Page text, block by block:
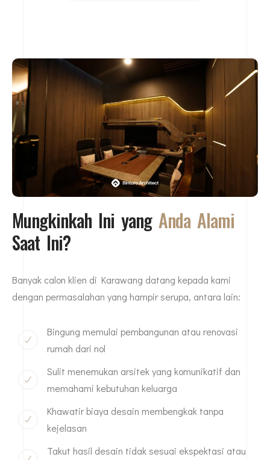
Mungkinkah Ini yang Anda Alami
Saat Ini?
Banyak calon klien di Karawang datang kepada kami
dengan permasalahan yang hampir serupa, antara lain:
Bingung memulai pembangunan atau renovasi
rumah dari nol
Sulit menemukan arsitek yang komunikatif dan
memahami kebutuhan keluarga
Khawatir biaya desain membengkak tanpa
kejelasan
Takut hasil desain tidak sesuai ekspektasi atau